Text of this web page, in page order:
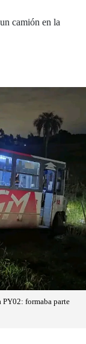
camión en la
formaba parte